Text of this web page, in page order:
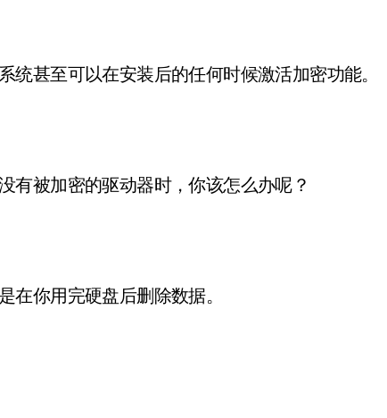
甚至可以在安装后的任何时候激活加密功能。
有被加密的驱动器时，你该怎么办呢？
你用完硬盘后删除数据。